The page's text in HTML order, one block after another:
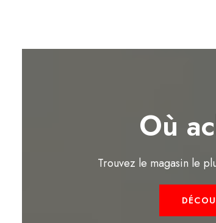
Où
Trouvez le magasin le